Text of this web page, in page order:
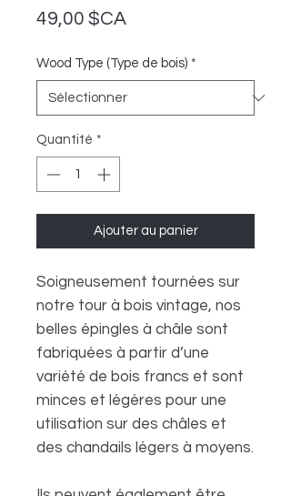
49,00 $CAPrix
Wood Type (Type de bois) *
Quantité *
Ajouter au panier
Soigneusement tournées sur
notre tour à bois vintage, nos
belles épingles à châle sont
fabriquées à partir d’une
variété de bois francs et sont
minces et légères pour une
utilisation sur des châles et
des chandails légers à moyens.